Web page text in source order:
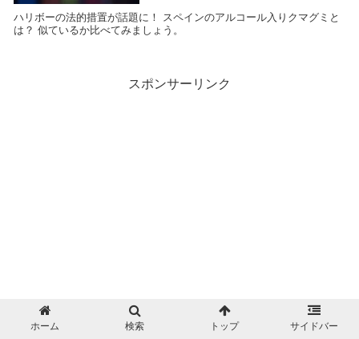
ハリボーの法的措置が話題に！ スペインのアルコール入りクマグミと
は？ 似ているか比べてみましょう。
スポンサーリンク
ホーム 検索 トップ サイドバー